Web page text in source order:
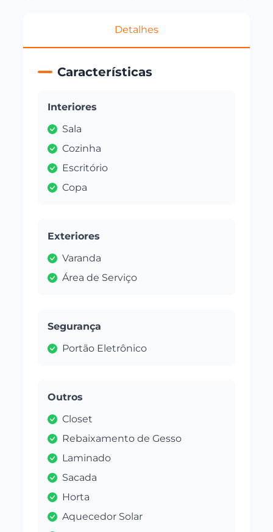
Detalhes
Características
Interiores
Sala
Cozinha
Escritório
Copa
Exteriores
Varanda
Área de Serviço
Segurança
Portão Eletrônico
Outros
Closet
Rebaixamento de Gesso
Laminado
Sacada
Horta
Aquecedor Solar